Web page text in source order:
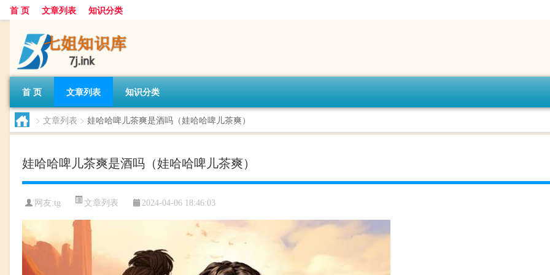
首 页 文章列表 知识分类
首 页 文章列表 知识分类
> 文章列表 > 娃哈哈啤儿茶爽是酒吗（娃哈哈啤儿茶爽）
娃哈哈啤儿茶爽是酒吗（娃哈哈啤儿茶爽）
网友:tg 文章列表 2024-04-06 18:46:03